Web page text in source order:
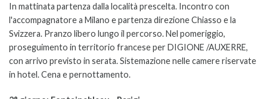
In mattinata partenza dalla località prescelta. Incontro con
l'accompagnatore a Milano e partenza direzione Chiasso e la
Svizzera. Pranzo libero lungo il percorso. Nel pomeriggio,
proseguimento in territorio francese per DIGIONE /AUXERRE,
con arrivo previsto in serata. Sistemazione nelle camere riservate
in hotel. Cena e pernottamento.